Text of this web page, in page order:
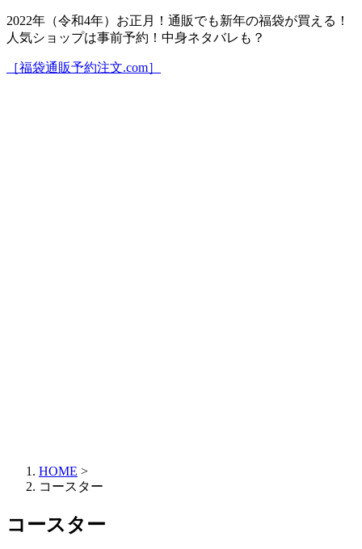
2022年（令和4年）お正月！通販でも新年の福袋が買える！
人気ショップは事前予約！中身ネタバレも？
［福袋通販予約注文.com］
HOME >
コースター
コースター